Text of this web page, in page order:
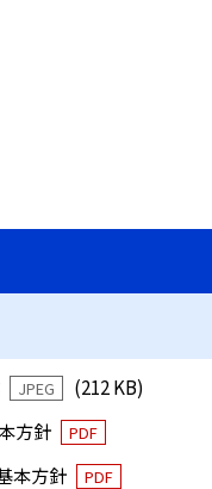
JPEG
(212 KB)
方針
PDF
本方針 PDF